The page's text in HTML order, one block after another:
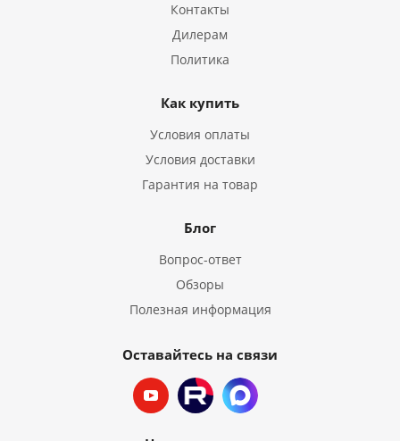
Контакты
Дилерам
Политика
Как купить
Условия оплаты
Условия доставки
Гарантия на товар
Блог
Вопрос-ответ
Обзоры
Полезная информация
Оставайтесь на связи